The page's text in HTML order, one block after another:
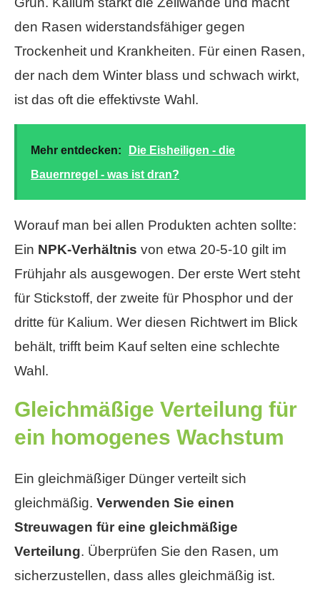
den Rasen widerstandsfähiger gegen
Trockenheit und Krankheiten. Für einen Rasen,
der nach dem Winter blass und schwach wirkt,
ist das oft die effektivste Wahl.
Mehr entdecken:
Die Eisheiligen - die
Bauernregel - was ist dran?
Worauf man bei allen Produkten achten sollte:
Ein NPK-Verhältnis von etwa 20-5-10 gilt im
Frühjahr als ausgewogen. Der erste Wert steht
für Stickstoff, der zweite für Phosphor und der
dritte für Kalium. Wer diesen Richtwert im Blick
behält, trifft beim Kauf selten eine schlechte
Wahl.
Gleichmäßige Verteilung für
ein homogenes Wachstum
Ein gleichmäßiger Dünger verteilt sich
gleichmäßig. Verwenden Sie einen
Streuwagen für eine gleichmäßige
Verteilung. Überprüfen Sie den Rasen, um
sicherzustellen, dass alles gleichmäßig ist.